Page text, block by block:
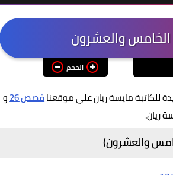
الخامس والعشرون
الحجم
للكاتبة مايسة ريان علي موقعناقصص 26 و
ريان.
والعشرون)